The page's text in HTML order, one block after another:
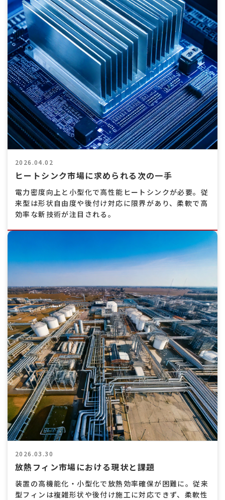
熱
交
換
効
率
向
上
2026.04.02
ヒートシンク市場に求められる次の一手
電力密度向上と小型化で高性能ヒートシンクが必要。従
来型は形状自由度や後付け対応に限界があり、柔軟で高
効率な新技術が注目される。
2026.03.30
放熱フィン市場における現状と課題
装置の高機能化・小型化で放熱効率確保が困難に。従来
型フィンは複雑形状や後付け施工に対応できず、柔軟性